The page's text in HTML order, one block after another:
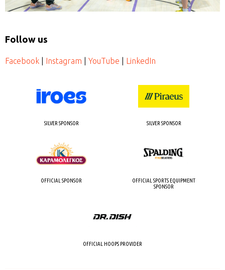
Follow us
Facebook Instagram YouTube LinkedIn
SILVER SPONSOR SILVER SPONSOR
OFFICIAL SPONSOR
OFFICIAL SPORTS EQUIPMENT
SPONSOR
OFFICIAL HOOPS PROVIDER